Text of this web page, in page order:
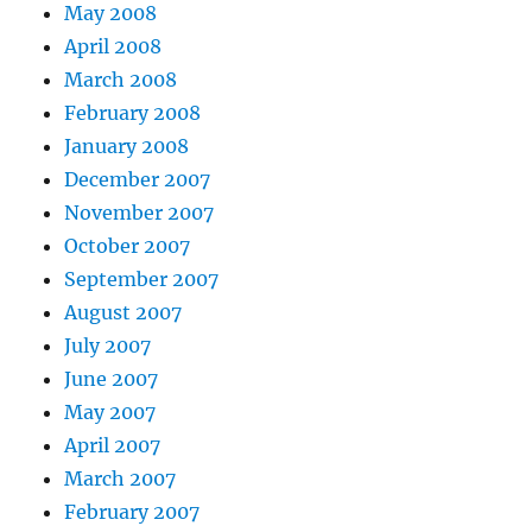
May 2008
April 2008
March 2008
February 2008
January 2008
December 2007
November 2007
October 2007
September 2007
August 2007
July 2007
June 2007
May 2007
April 2007
March 2007
February 2007